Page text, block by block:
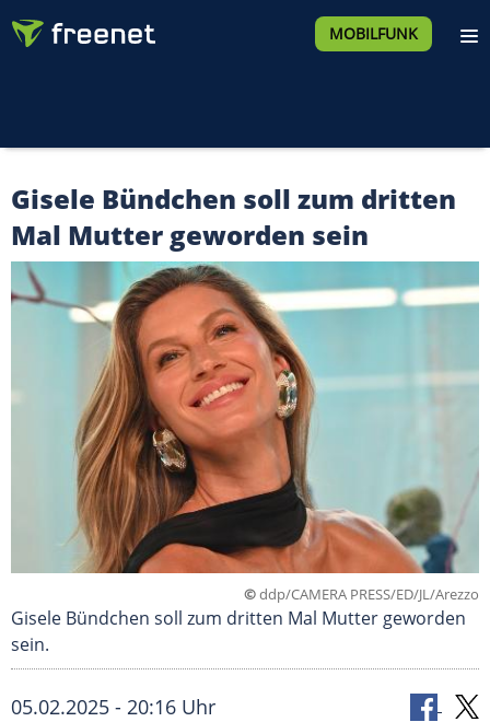
MOBILFUNK
Gisele Bündchen soll zum dritten
Mal Mutter geworden sein
©ddp/CAMERA PRESS/ED/JL/Arezzo
Gisele Bündchen soll zum dritten Mal Mutter geworden
sein.
05.02.2025 - 20:16 Uhr